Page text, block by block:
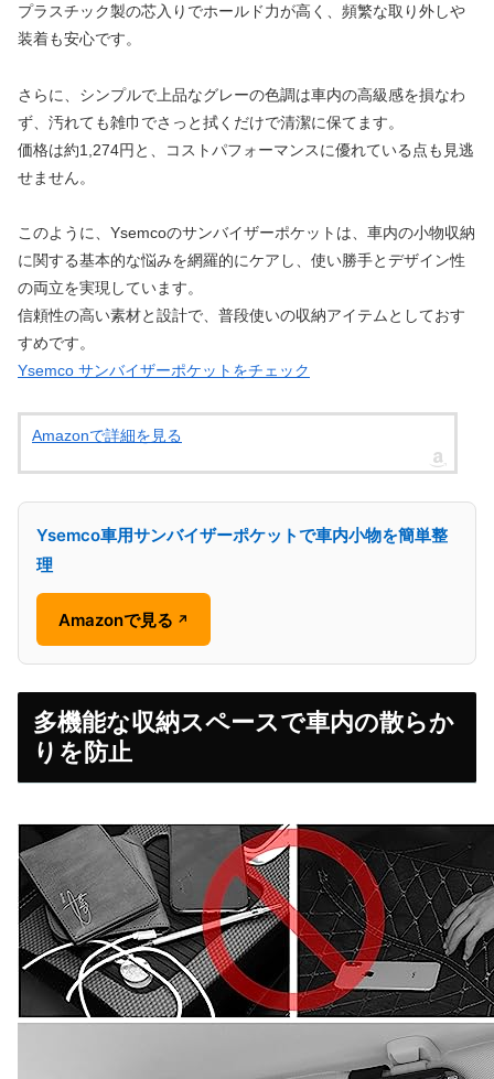
プラスチック製の芯入りでホールド力が高く、頻繁な取り外しや
装着も安心です。
さらに、シンプルで上品なグレーの色調は車内の高級感を損なわ
ず、汚れても雑巾でさっと拭くだけで清潔に保てます。
価格は約1,274円と、コストパフォーマンスに優れている点も見逃
せません。
このように、Ysemcoのサンバイザーポケットは、車内の小物収納
に関する基本的な悩みを網羅的にケアし、使い勝手とデザイン性
の両立を実現しています。
信頼性の高い素材と設計で、普段使いの収納アイテムとしておす
すめです。
Ysemco サンバイザーポケットをチェック
Amazonで詳細を見る
Ysemco車用サンバイザーポケットで車内小物を簡単整
理
Amazonで見る ↗
多機能な収納スペースで車内の散らか
りを防止